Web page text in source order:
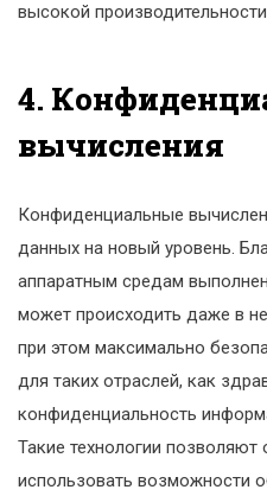
высокой
4.
вычисления
Конфиденциальные
данных на новый уровень.
аппаратным средам
может происходить даже в
при этом максимально
для таких отраслей, как
конфиденциальность
Такие технологии позволяют
использовать возможности